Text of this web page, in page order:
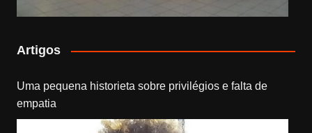
Artigos
Uma pequena historieta sobre privilégios e falta de
empatia